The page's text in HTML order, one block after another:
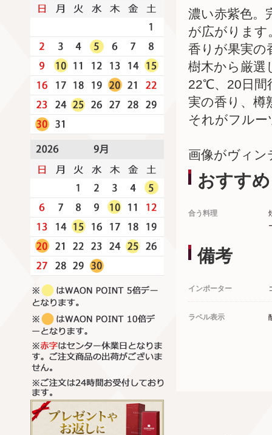
濃い赤紫色。
が広がりま
香りが果実の
樹木から厳選
22℃、20日間
実の香り、樽
それがフルー
画像がヴィン
おすすめ
合う料理
備考
インポーター
ラベル表示